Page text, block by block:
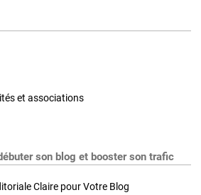
et associations
son blog et booster son trafic
Claire pour Votre Blog